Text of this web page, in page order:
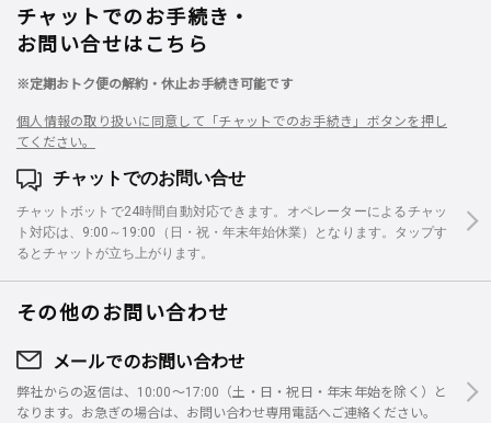
チャットでのお手続き・
お問い合せはこちら
※定期おトク便の解約・休止お手続き可能です
個人情報の取り扱いに同意して「チャットでのお手続き」ボタンを押し
てください。
チャットでのお問い合せ
チャットボットで24時間自動対応できます。オペレーターによるチャッ
ト対応は、9:00～19:00（日・祝・年末年始休業）となります。タップす
るとチャットが立ち上がります。
その他のお問い合わせ
メールでのお問い合わせ
弊社からの返信は、10:00～17:00（土・日・祝日・年末年始を除く）と
なります。お急ぎの場合は、お問い合わせ専用電話へご連絡ください。